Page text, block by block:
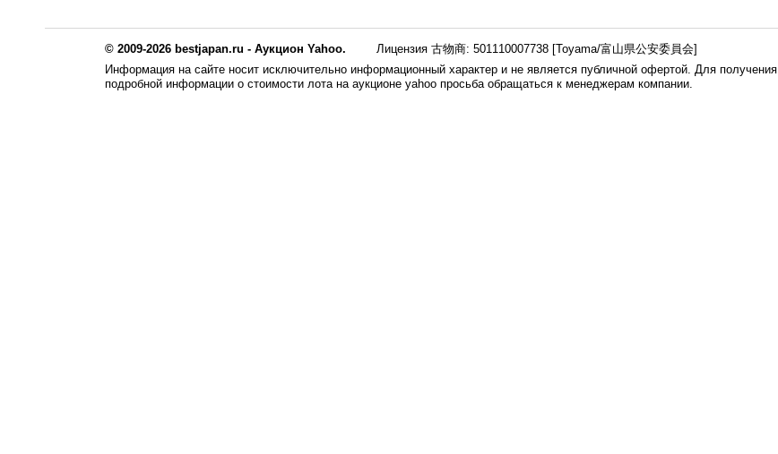
© 2009-2026 bestjapan.ru - Аукцион Yahoo.
Лицензия 古物商: 501110007738 [Toyama/富山県公安委員会]
Информация на сайте носит исключительно информационный характер и не является публичной офертой. Для получения
подробной информации о стоимости лота на аукционе yahoo просьба обращаться к менеджерам компании.